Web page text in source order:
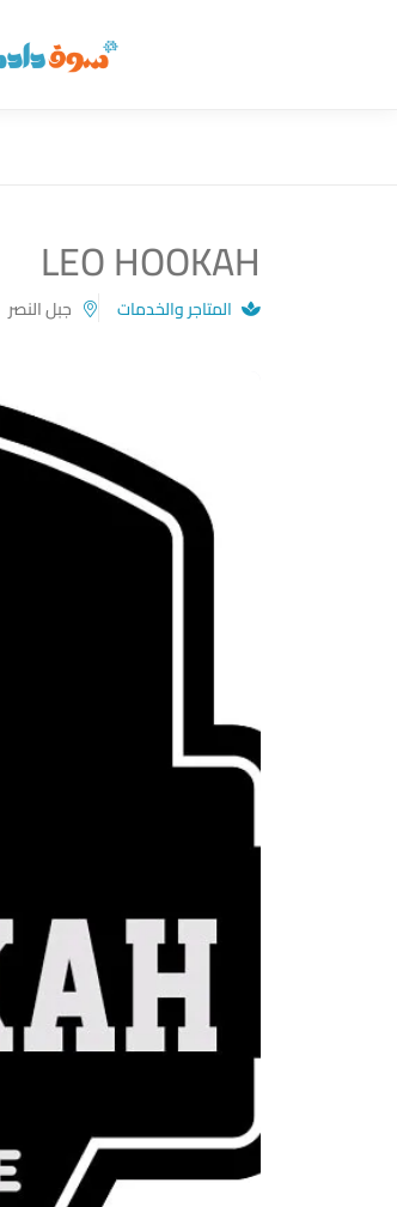
سوق دادسترز
LEO HOOKAH
المتاجر والخدمات جبل النصر